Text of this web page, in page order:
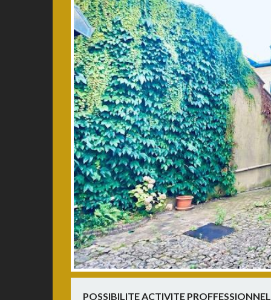
POSSIBILITE ACTIVITE